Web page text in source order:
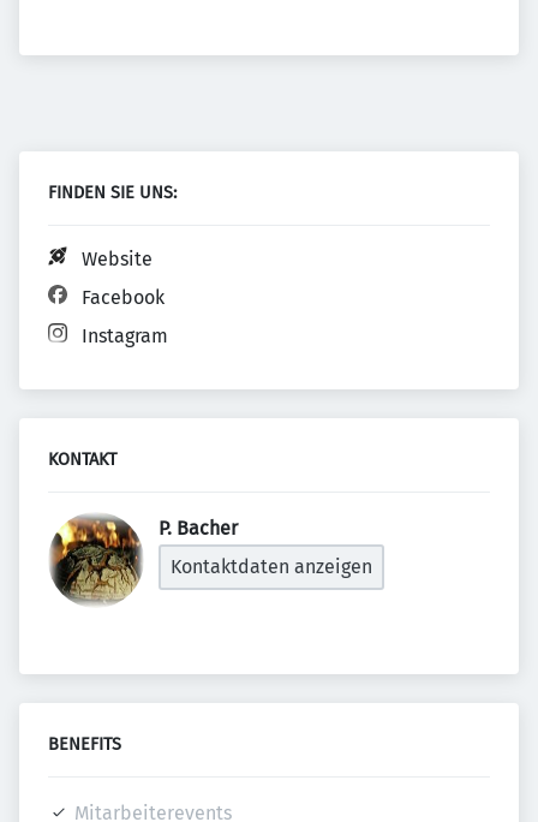
FINDEN SIE UNS:
Website
Facebook
Instagram
KONTAKT
P. Bacher
Kontaktdaten anzeigen
BENEFITS
Mitarbeiterevents